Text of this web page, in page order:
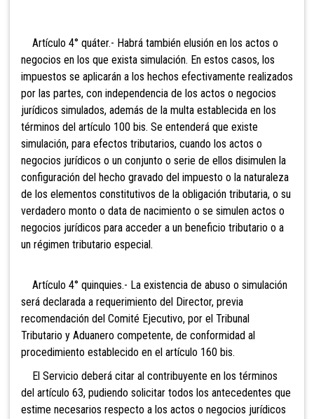
Artículo 4° quáter.- Habrá también elusión en los actos o
negocios en los que exista simulación. En estos casos, los
impuestos se aplicarán a los hechos efectivamente realizados
por las partes, con independencia de los actos o negocios
jurídicos simulados, además de la multa establecida en los
términos del artículo 100 bis. Se entenderá que existe
simulación, para efectos tributarios, cuando los actos o
negocios jurídicos o un conjunto o serie de ellos disimulen la
configuración del hecho gravado del impuesto o la naturaleza
de los elementos constitutivos de la obligación tributaria, o su
verdadero monto o data de nacimiento o se simulen actos o
negocios jurídicos para acceder a un beneficio tributario o a
un régimen tributario especial.
Artículo 4° quinquies.- La existencia de abuso o simulación
será declarada a requerimiento del Director, previa
recomendación del Comité Ejecutivo, por el Tribunal
Tributario y Aduanero competente, de conformidad al
procedimiento establecido en el artículo 160 bis.
El Servicio deberá citar al contribuyente en los términos
del artículo 63, pudiendo solicitar todos los antecedentes que
estime necesarios respecto a los actos o negocios jurídicos